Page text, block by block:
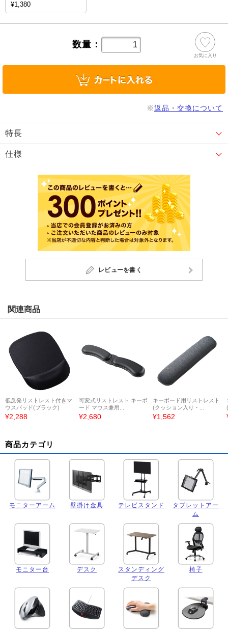
¥1,380
数量：
お気に入り
※返品・交換について
特長
仕様
レビューを書く
関連商品
低反発リストレスト付きマ
ウスパッド(ブラック)
¥2,288
可変式リストレスト キーボ
ード マウス兼用...
¥2,680
キーボード用リストレスト
(クッション入り・...
¥1,562
商品カテゴリ
モニターアーム 壁掛け金具 テレビスタンド
タブレットアー
ム
モニター台 デスク
スタンディング
デスク
椅子